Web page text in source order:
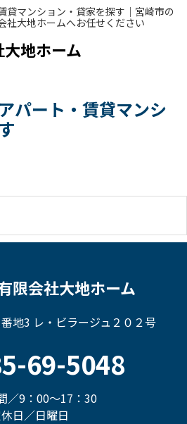
貸マンション・貸家を探す｜宮崎市の
社大地ホームへお任せください
地ホーム
パート・賃貸マンシ
限会社大地ホーム
地3 レ・ビラージュ２０２号
69-5048
／9：00～17：30
日／日曜日